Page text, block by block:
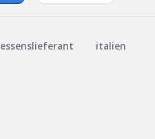
essenslieferant italien